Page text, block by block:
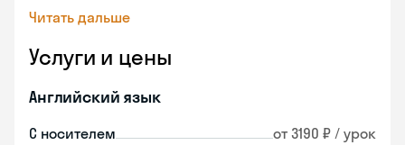
Читать дальше
Услуги и цены
Английский язык
С носителем от 3190 ₽ / урок